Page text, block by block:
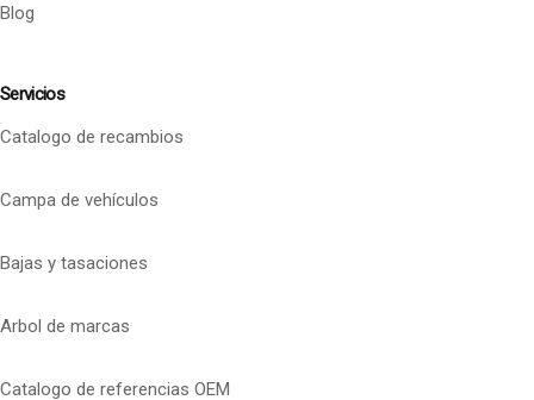
Blog
Servicios
Catalogo de recambios
Campa de vehículos
Bajas y tasaciones
Arbol de marcas
Catalogo de referencias OEM